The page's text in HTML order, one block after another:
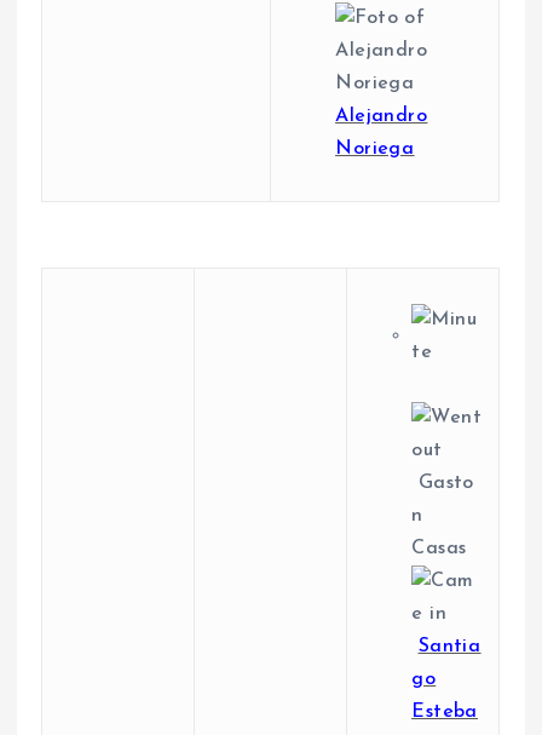
Alejandro
Noriega
Gasto
n
Casas
Santia
go
Esteba